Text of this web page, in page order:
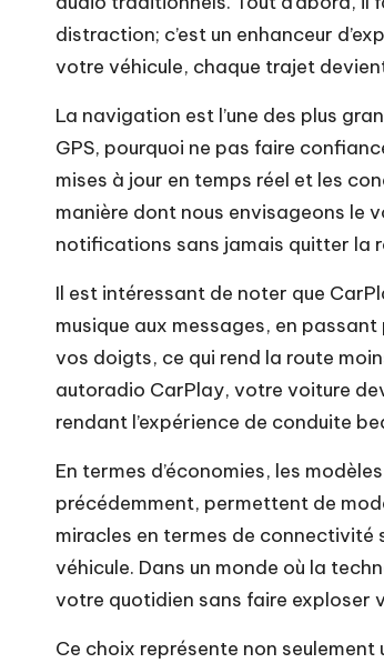
distraction; c’est un enhanceur
votre véhicule, chaque trajet
La navigation est l’une des plus
GPS, pourquoi ne pas faire
mises à jour en temps réel et les
manière dont nous envisageons le
notifications sans jamais quitter la
Il est intéressant de noter que
musique aux messages, en
vos doigts, ce qui rend la route
autoradio CarPlay, votre voiture
rendant l’expérience de conduite
En termes d’économies, les modèles
précédemment, permettent de
miracles en termes de connectivité
véhicule. Dans un monde où la
votre quotidien sans faire exploser
Ce choix représente non